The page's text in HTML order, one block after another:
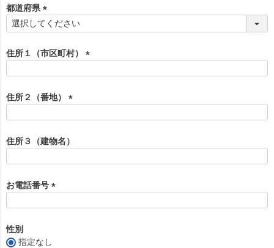
須
)
都道府県
(
須
)
住所１（市区町村）
)
住所２（番地）
須
)
住所３（建物名）
お電話番号
性別
指定なし